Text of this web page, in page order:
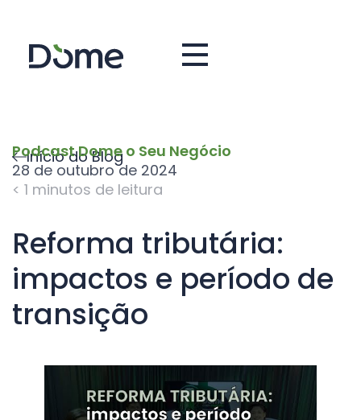
Início do Blog
Podcast Dome o Seu Negócio
28 de outubro de 2024
< 1 minutos de leitura
Reforma tributária:
impactos e período de
transição